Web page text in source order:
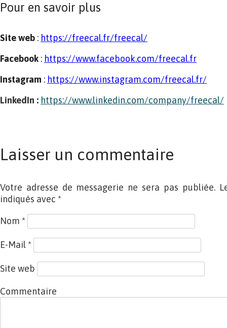
Pour en savoir plus
Site web : https://freecal.fr/freecal/
Facebook : https://www.facebook.com/freecal.fr
Instagram : https://www.instagram.com/freecal.fr/
LinkedIn : https://www.linkedin.com/company/freecal/
Laisser un commentaire
Votre adresse de messagerie ne sera pas publiée.
indiqués avec *
Nom *
E-Mail *
Site web
Commentaire